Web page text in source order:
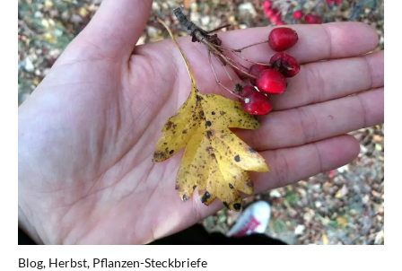
Über mich
Mein Buch
Kontakt
Newsletter
Heilpflanzen Ausbildung
(online) // ab September
Blog Herbst Pflanzen-Steckbriefe